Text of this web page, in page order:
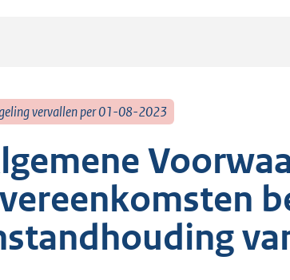
vervallen per 01-08-2023